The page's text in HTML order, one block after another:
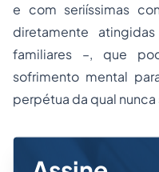
e com seriíssimas
diretamente
familiares –, que
sofrimento mental
perpétua da qual nunca